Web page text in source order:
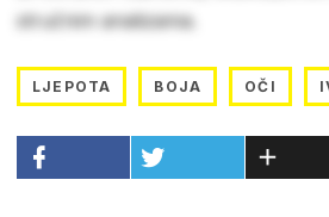
stručnim analizama.
LJEPOTA BOJA OČI